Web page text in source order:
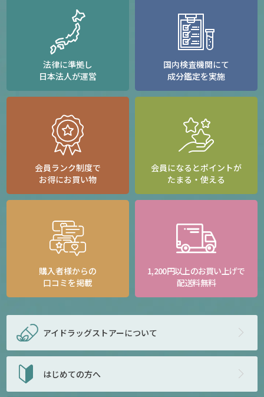
法律に準拠し
日本法人が運営
国内検査機関にて
成分鑑定を実施
会員ランク制度で
お得にお買い物
会員になるとポイントが
たまる・使える
購入者様からの
口コミを掲載
1,200円以上のお買い上げで
配送料無料
アイドラッグストアーについて
はじめての方へ